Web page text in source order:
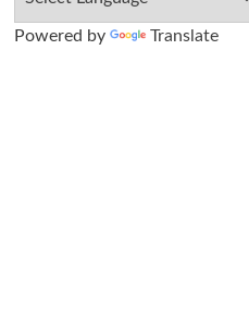
Powered by Translate